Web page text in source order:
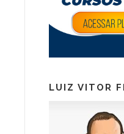
LUIZ VITOR